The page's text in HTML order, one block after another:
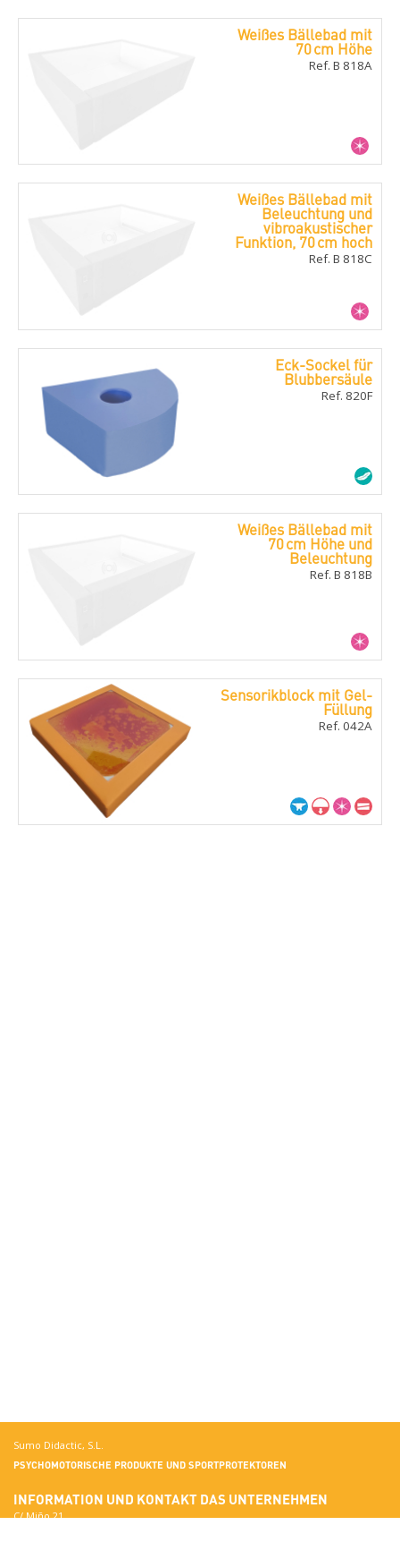
Weißes Bällebad mit
70 cm Höhe
Ref. B 818A
Weißes Bällebad mit
Beleuchtung und
vibroakustischer
Funktion, 70 cm hoch
Ref. B 818C
Eck-Sockel für
Blubbersäule
Ref. 820F
Weißes Bällebad mit
70 cm Höhe und
Beleuchtung
Ref. B 818B
Sensorikblock mit Gel-
Füllung
Ref. 042A
Sumo Didactic, S.L.
PSYCHOMOTORISCHE PRODUKTE UND SPORTPROTEKTOREN
INFORMATION UND KONTAKT
C/ Miño 21
DAS UNTERNEHMEN